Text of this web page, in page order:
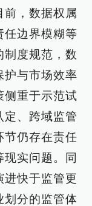
前，数据权属
任边界模糊等
制度规范，数
护与市场效率
侧重于示范试
定、跨域监管
节仍存在责任
实问题。同
进快于监管更
划分的监管体